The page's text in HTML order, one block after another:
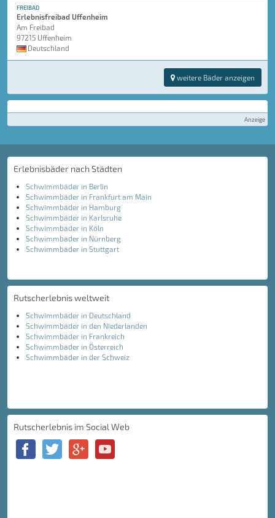
FREIBAD
Erlebnisfreibad Uffenheim
Am Freibad
97215 Uffenheim
Deutschland
weitere Bäder anzeigen
Anzeige
Erlebnisbäder nach Städten
Schwimmbäder in Berlin
Schwimmbäder in Frankfurt am Main
Schwimmbäder in Hamburg
Schwimmbäder in Karlsruhe
Schwimmbäder in Köln
Schwimmbäder in Nürnberg
Schwimmbäder in Stuttgart
Rutscherlebnis weltweit
Schwimmbäder in Deutschland
Schwimmbäder in den Niederlanden
Schwimmbäder in Frankreich
Schwimmbäder in Österreich
Schwimmbäder in der Schweiz
Rutscherlebnis im Social Web